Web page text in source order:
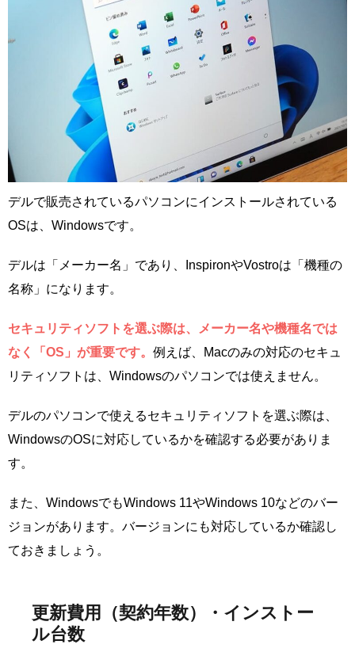
デルで販売されているパソコンにインストールされている
OSは、Windowsです。
デルは「メーカー名」であり、InspironやVostroは「機種の
名称」になります。
セキュリティソフトを選ぶ際は、メーカー名や機種名では
なく「OS」が重要です。 例えば、Macのみの対応のセキュ
リティソフトは、Windowsのパソコンでは使えません。
デルのパソコンで使えるセキュリティソフトを選ぶ際は、
WindowsのOSに対応しているかを確認する必要がありま
す。
また、WindowsでもWindows 11やWindows 10などのバー
ジョンがあります。バージョンにも対応しているか確認し
ておきましょう。
更新費用（契約年数）・インストー
ル台数